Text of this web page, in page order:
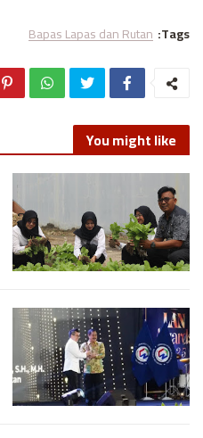
Tags:
Bapas Lapas dan Rutan
You might like